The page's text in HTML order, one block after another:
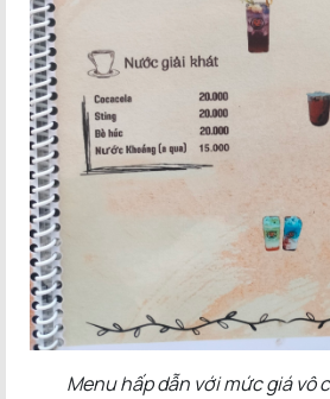
Menu hấp dẫn với mức giá vô